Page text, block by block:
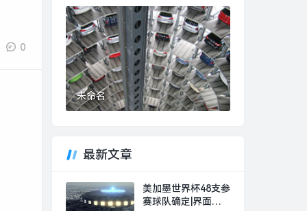
0
未命名
最新文章
美加墨世界杯48支参
赛球队确定|界面新